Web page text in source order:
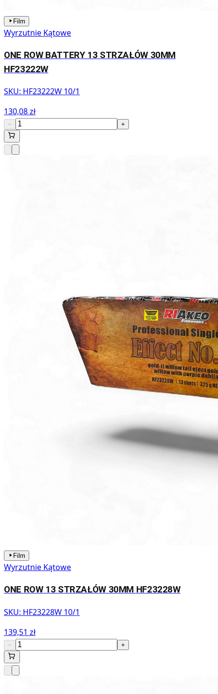
Film
Wyrzutnie Kątowe
ONE ROW BATTERY 13 STRZAŁÓW 30MM
HF23222W
SKU: HF23222W 10/1
130,08 zł
− +
Film
Wyrzutnie Kątowe
ONE ROW 13 STRZAŁÓW 30MM HF23228W
SKU: HF23228W 10/1
139,51 zł
− +